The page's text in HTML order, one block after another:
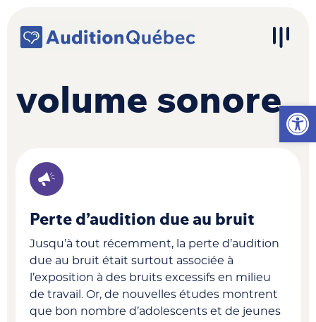
Ouvrir
Navigation principale
volume sonore
Perte d’audition due au bruit
Jusqu’à tout récemment, la perte d’audition
due au bruit était surtout associée à
l’exposition à des bruits excessifs en milieu
de travail. Or, de nouvelles études montrent
que bon nombre d’adolescents et de jeunes